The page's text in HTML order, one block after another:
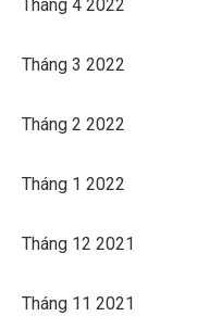
Tháng 4 2022
Tháng 3 2022
Tháng 2 2022
Tháng 1 2022
Tháng 12 2021
Tháng 11 2021